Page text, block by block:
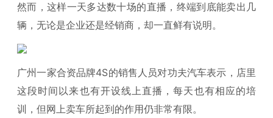
然而，这样一天多达数十场的直播，终端到底能卖出几
辆，无论是企业还是经销商，却一直鲜有说明。
广州一家合资品牌4S的销售人员对功夫汽车表示，店里
这段时间以来也有开设线上直播，每天也有相应的培
训，但网上卖车所起到的作用仍非常有限。